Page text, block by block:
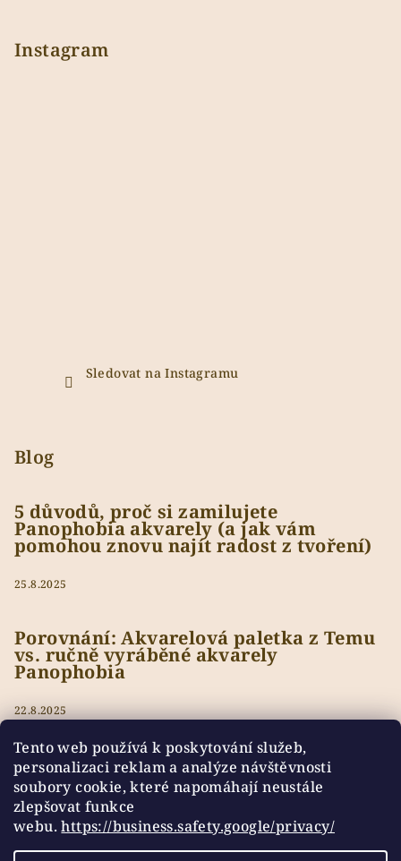
Tento web používá k poskytování služeb,
personalizaci reklam a analýze návštěvnosti
soubory cookie, které napomáhají neustále
zlepšovat funkce
webu.https://business.safety.google/privacy/
Instagram
Sledovat na Instagramu
Blog
5 důvodů, proč si zamilujete
Panophobia akvarely (a jak vám
pomohou znovu najít radost z tvoření)
25.8.2025
Porovnání: Akvarelová paletka z Temu
vs. ručně vyráběné akvarely
Panophobia
22.8.2025
Přijímáme online platby